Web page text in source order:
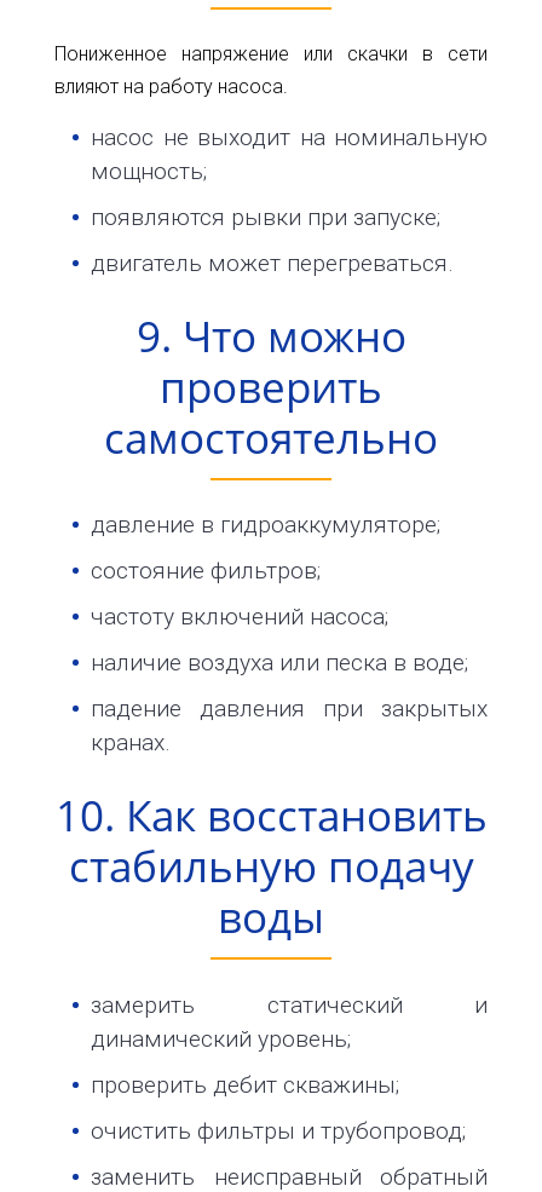
Пониженное напряжение или скачки в сети
влияют на работу насоса.
насос не выходит на номинальную
мощность;
появляются рывки при запуске;
двигатель может перегреваться.
9. Что можно
проверить
самостоятельно
давление в гидроаккумуляторе;
состояние фильтров;
частоту включений насоса;
наличие воздуха или песка в воде;
падение давления при закрытых
кранах.
10. Как восстановить
стабильную подачу
воды
замерить статический и
динамический уровень;
проверить дебит скважины;
очистить фильтры и трубопровод;
заменить неисправный обратный